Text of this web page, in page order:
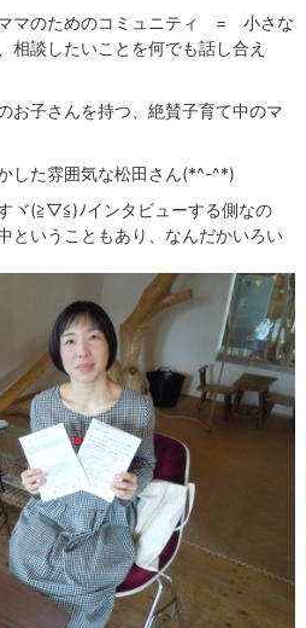
ママのためのコミュニティ = 小さな
相談したいことを何でも話し合え
お子さんを持つ、絶賛子育て中のマ
した雰囲気な松田さん(*^-^*)
ヾ(≧▽≦)ﾉインタビューする側なの
ということもあり、なんだかいろい